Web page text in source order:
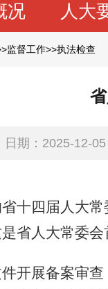
况 人大
监督工作>>执法检查
日期：2025-12-
四届人大常
省人大常委
展备案审查